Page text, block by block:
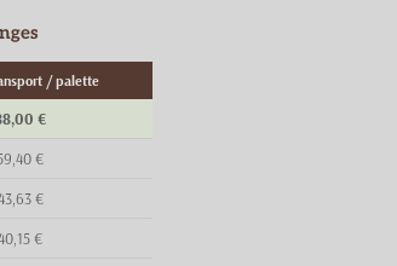
/ palette
€
€
€
€